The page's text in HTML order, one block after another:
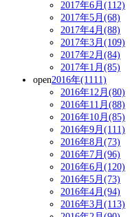
2017年6月(112)
2017年5月(68)
2017年4月(88)
2017年3月(109)
2017年2月(84)
2017年1月(85)
open2016年(1111)
2016年12月(80)
2016年11月(88)
2016年10月(85)
2016年9月(111)
2016年8月(73)
2016年7月(96)
2016年6月(120)
2016年5月(73)
2016年4月(94)
2016年3月(113)